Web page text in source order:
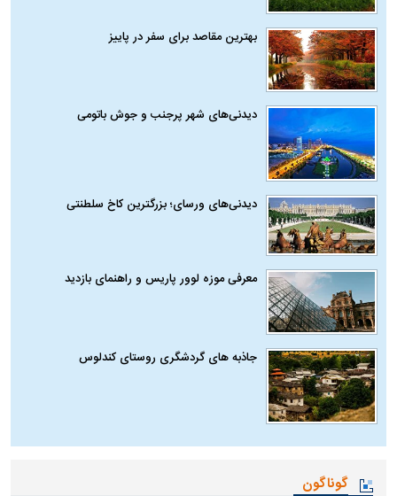
بهترین مقاصد برای سفر در پاییز
دیدنی‌های شهر پرجنب و جوش باتومی
دیدنی‌های ورسای؛ بزرگترین کاخ سلطنتی
معرفی موزه لوور پاریس و راهنمای بازدید
جاذبه های گردشگری روستای کندلوس
گوناگون